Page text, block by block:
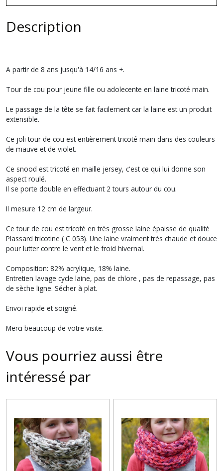
Description
A partir de 8 ans jusqu'à 14/16 ans +.
Tour de cou pour jeune fille ou adolecente en laine tricoté main.
Le passage de la tête se fait facilement car la laine est un produit
extensible.
Ce joli tour de cou est entièrement tricoté main dans des couleurs
de mauve et de violet.
Ce snood est tricoté en maille jersey, c'est ce qui lui donne son
aspect roulé.
Il se porte double en effectuant 2 tours autour du cou.
Il mesure 12 cm de largeur.
Ce tour de cou est tricoté en très grosse laine épaisse de qualité
Plassard tricotine ( C 053). Une laine vraiment très chaude et douce
pour lutter contre le vent et le froid hivernal.
Composition: 82% acrylique, 18% laine.
Entretien lavage cycle laine, pas de chlore , pas de repassage, pas
de sèche ligne. Sécher à plat.
Envoi rapide et soigné.
Merci beaucoup de votre visite.
Vous pourriez aussi être
intéressé par